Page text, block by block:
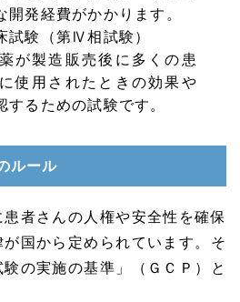
開発経費がかかります。
試験（第Ⅳ相試験）
が製造販売後に多くの患
使用されたときの効果や
するための試験です。
ルール
者さんの人権や安全性を確保
国から定められています。そ
の実施の基準」（ＧＣＰ）と